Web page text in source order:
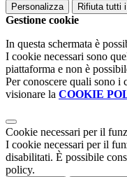
Personalizza Rifiuta tutti
Gestione cookie
In questa schermata è
I cookie necessari sono
piattaforma e non è
Per conoscere quali sono i
visionare la COOKIE
Cookie necessari per il
I cookie necessari per il
disabilitati. È possibile
policy.